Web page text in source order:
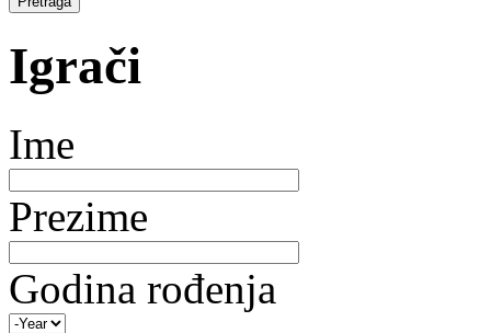
Igrači
Ime
Prezime
Godina rođenja